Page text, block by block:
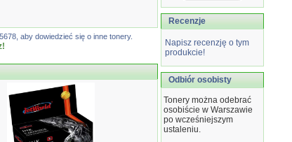
aby dowiedzieć się o inne tonery.
Recenzje
Napisz recenzję o tym
produkcie!
Odbiór osobisty
Tonery można odebrać
osobiście w Warszawie
po wcześniejszym
ustaleniu.